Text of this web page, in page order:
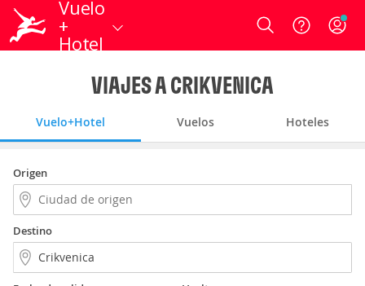
Vuelo
+
Hotel
Login
VIAJES A CRIKVENICA
Vuelo+Hotel Vuelos Hoteles
Origen
Destino